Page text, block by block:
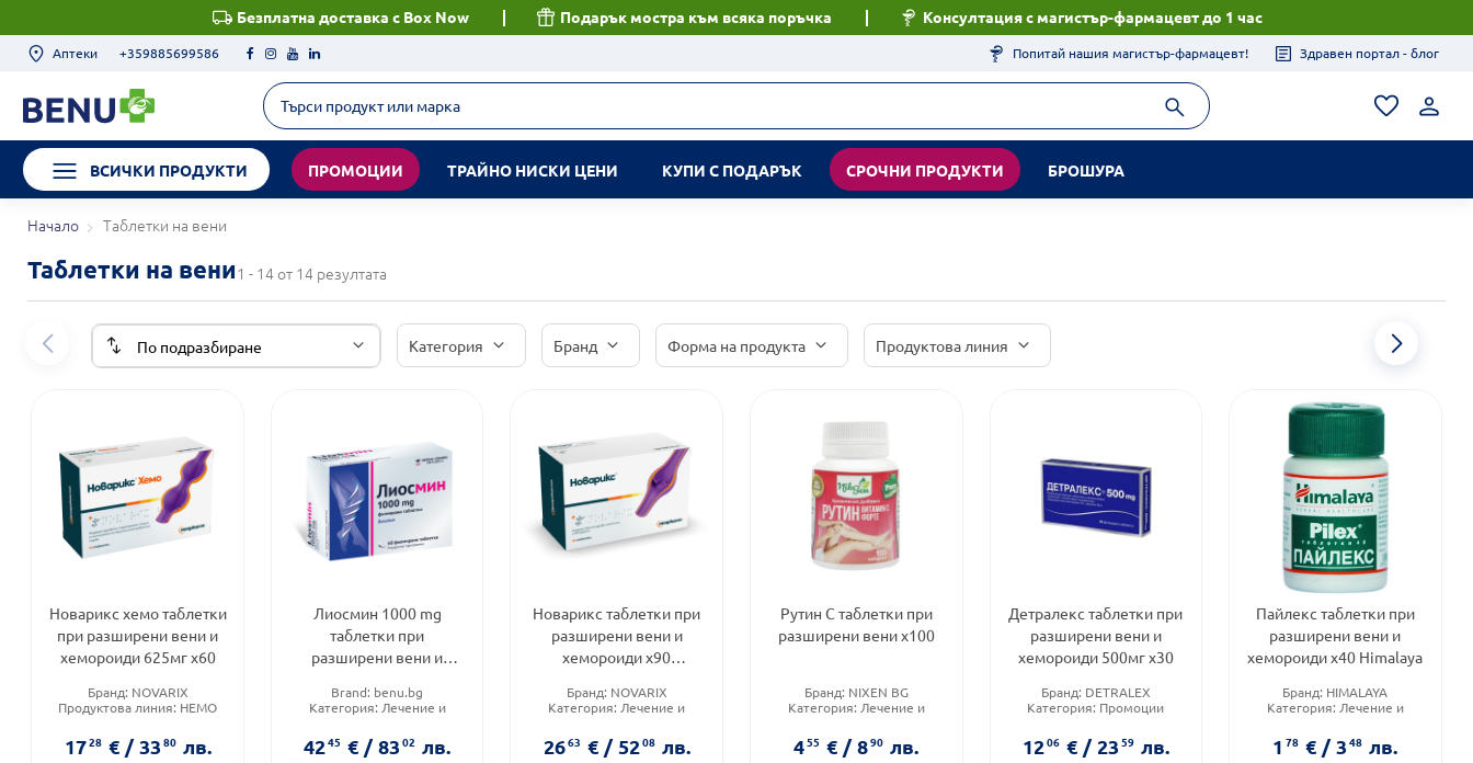
Безплатна доставка с Box Now Подарък мостра към всяка поръчка Консултация с магистър-фармацевт до 1 час
Аптеки +359885699586 Попитай нашия магистър-фармацевт! Здравен портал - блог
ВСИЧКИ ПРОДУКТИ ПРОМОЦИИ ТРАЙНО НИСКИ ЦЕНИ КУПИ С ПОДАРЪК СРОЧНИ ПРОДУКТИ БРОШУРА
Начало Таблетки на вени
Таблетки на вени1 - 14 от 14 резултата
Категория Бранд Форма на продукта Продуктова линия
Новарикс хемо таблетки
при разширени вени и
хемороиди 625мг х60
Бранд: NOVARIX
Продуктова линия: HEMO
таблетки
1728 € / 3380 лв.
Лиосмин 1000 mg
таблетки при
разширени вени и
Brand: benu.bg
Категория: Лечение и
4245 € / 8302 лв.
Новарикс таблетки при
разширени вени и
хемороиди х90
Бранд: NOVARIX
Категория: Лечение и
Форма на продукта:
таблетки
2663 € / 5208 лв.
Рутин С таблетки при
разширени вени х100
Бранд: NIXEN BG
Категория: Лечение и
Форма на продукта:
таблетки
455 € / 890 лв.
Детралекс таблетки при
разширени вени и
хемороиди 500мг х30
Бранд: DETRALEX
Категория: Промоции
таблетки
1206 € / 2359 лв.
Пайлекс таблетки при
разширени вени и
хемороиди х40 Himalaya
Бранд: HIMALAYA
Категория: Лечение и
Форма на продукта:
таблетки
178 € / 348 лв.